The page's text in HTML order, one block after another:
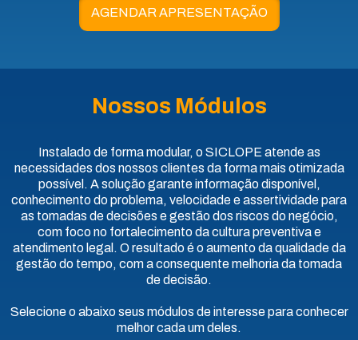
AGENDAR APRESENTAÇÃO
Nossos Módulos
Instalado de forma modular, o SICLOPE atende as
necessidades dos nossos clientes da forma mais otimizada
possível. A solução garante informação disponível,
conhecimento do problema, velocidade e assertividade para
as tomadas de decisões e gestão dos riscos do negócio,
com foco no fortalecimento da cultura preventiva e
atendimento legal. O resultado é o aumento da qualidade da
gestão do tempo, com a consequente melhoria da tomada
de decisão.
Selecione o abaixo seus módulos de interesse para conhecer
melhor cada um deles.